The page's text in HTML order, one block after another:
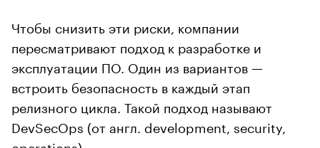
Чтобы снизить эти риски, компании
пересматривают подход к разработке и
эксплуатации ПО. Один из вариантов —
встроить безопасность в каждый этап
релизного цикла. Такой подход называют
DevSecOps (от англ. development, security,